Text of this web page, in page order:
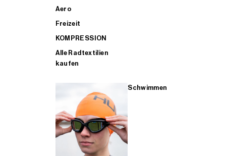
Aero
Freizeit
KOMPRESSION
Alle Radtextilien
kaufen
Schwimmen